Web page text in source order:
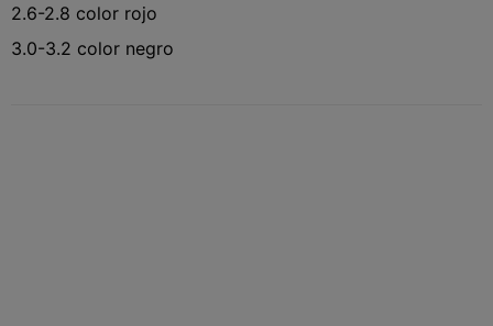
2.6-2.8 color rojo
3.0-3.2 color negro